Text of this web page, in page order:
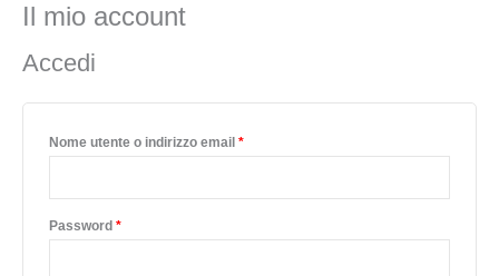
Il mio account
Accedi
Nome utente o indirizzo email *
Password *
Richiesto